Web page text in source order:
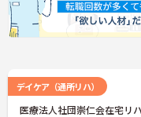
デイケア（通所リハ）
医療法人社団崇仁会在宅リ